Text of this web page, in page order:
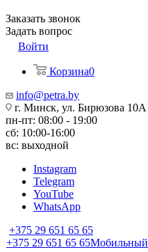
Заказать звонок
Задать вопрос
Войти
Корзина0
info@petra.by
г. Минск, ул. Бирюзова 10А
пн-пт: 08:00 - 19:00
сб: 10:00-16:00
вс: выходной
Instagram
Telegram
YouTube
WhatsApp
+375 29 651 65 65
+375 29 651 65 65Мобильный